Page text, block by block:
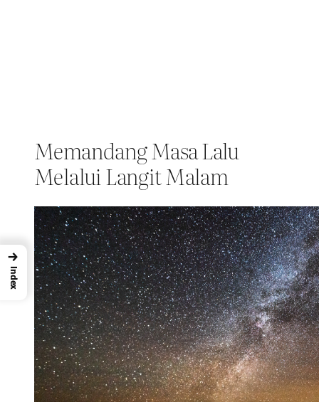
Memandang Masa Lalu
Melalui Langit Malam
→
Index